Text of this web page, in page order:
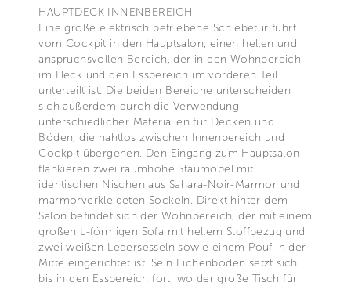
HAUPTDECK INNENBEREICH
Eine große elektrisch betriebene Schiebetür führt
vom Cockpit in den Hauptsalon, einen hellen und
anspruchsvollen Bereich, der in den Wohnbereich
im Heck und den Essbereich im vorderen Teil
unterteilt ist. Die beiden Bereiche unterscheiden
sich außerdem durch die Verwendung
unterschiedlicher Materialien für Decken und
Böden, die nahtlos zwischen Innenbereich und
Cockpit übergehen. Den Eingang zum Hauptsalon
flankieren zwei raumhohe Staumöbel mit
identischen Nischen aus Sahara-Noir-Marmor und
marmorverkleideten Sockeln. Direkt hinter dem
Salon befindet sich der Wohnbereich, der mit einem
großen L-förmigen Sofa mit hellem Stoffbezug und
zwei weißen Ledersesseln sowie einem Pouf in der
Mitte eingerichtet ist. Sein Eichenboden setzt sich
bis in den Essbereich fort, wo der große Tisch für